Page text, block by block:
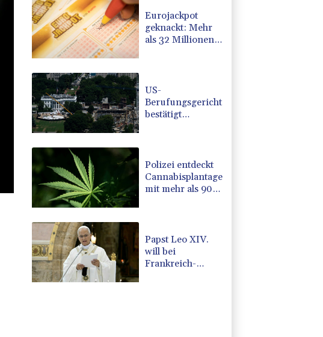
Eurojackpot
geknackt: Mehr
als 32 Millionen
US-
Berufungsgericht
bestätigt
Ballsaal-Plänen
Polizei entdeckt
Cannabisplantage
mit mehr als 900
Papst Leo XIV.
will bei
Frankreich-